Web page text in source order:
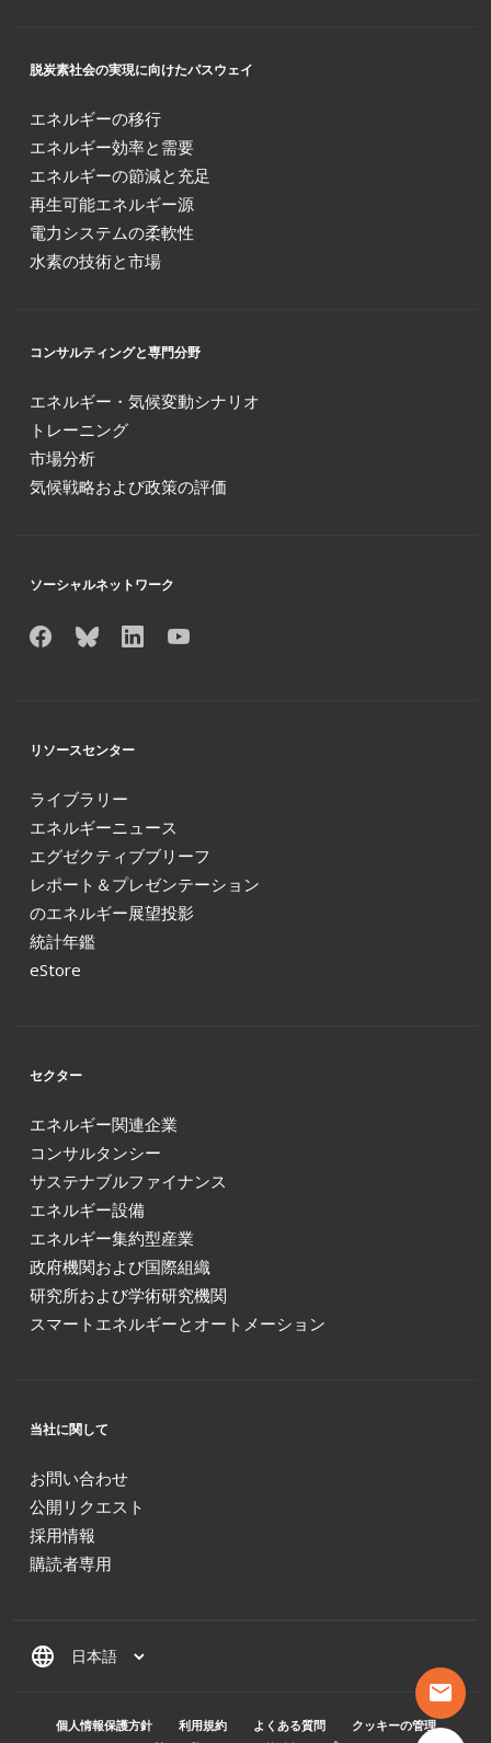
mail
脱炭素社会の実現に向けたパスウェイ
エネルギーの移行
エネルギー効率と需要
エネルギーの節減と充足
再生可能エネルギー源
電力システムの柔軟性
水素の技術と市場
コンサルティングと専門分野
エネルギー・気候変動シナリオ
トレーニング
市場分析
気候戦略および政策の評価
ソーシャルネットワーク
リソースセンター
ライブラリー
エネルギーニュース
エグゼクティブブリーフ
レポート＆プレゼンテーション
のエネルギー展望投影
統計年鑑
eStore
セクター
エネルギー関連企業
コンサルタンシー
サステナブルファイナンス
エネルギー設備
エネルギー集約型産業
政府機関および国際組織
研究所および学術研究機関
スマートエネルギーとオートメーション
当社に関して
お問い合わせ
公開リクエスト
採用情報
購読者専用
language
MENU PIED DE PAGE
個人情報保護方針 利用規約 よくある質問
クッキーの管理